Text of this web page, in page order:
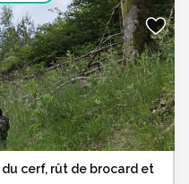
rût de brocard et